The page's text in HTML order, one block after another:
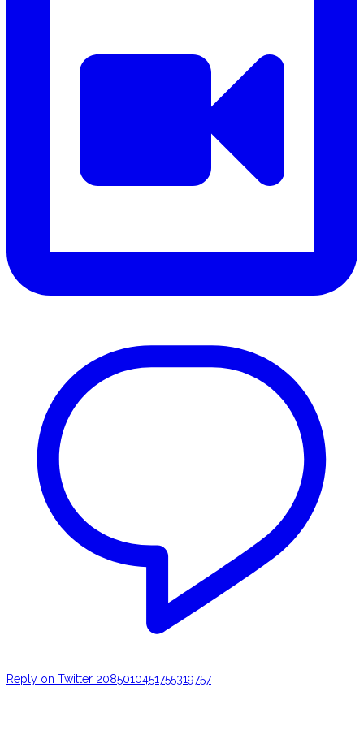
Reply on Twitter 2085010451755319757